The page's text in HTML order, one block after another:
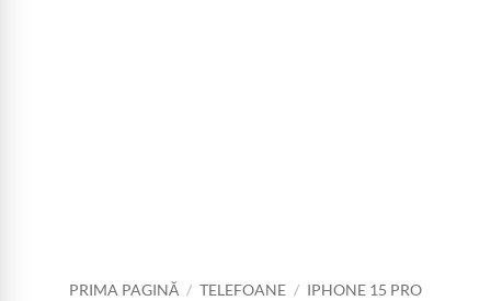
PRIMA PAGINĂ / TELEFOANE / IPHONE 15 PRO